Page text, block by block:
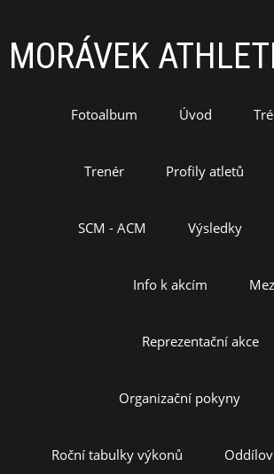
MORÁVEK
Fotoalbum Úvod
Trenér Profily atletů
SCM - ACM Výsledky
Info k akcím
Reprezentační akce
Organizační pokyny
Roční tabulky výkonů